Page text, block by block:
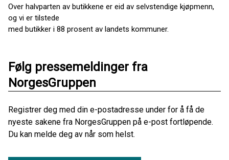
Over halvparten av butikkene er eid av selvstendige kjøpmenn,
og vi er tilstede
med butikker i 88 prosent av landets kommuner.
Følg pressemeldinger fra
NorgesGruppen
Registrer deg med din e-postadresse under for å få de
nyeste sakene fra NorgesGruppen på e-post fortløpende.
Du kan melde deg av når som helst.